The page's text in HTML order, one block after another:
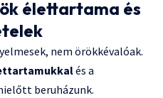
élettartama és
nem örökkévalóak.
és a
beruházunk.